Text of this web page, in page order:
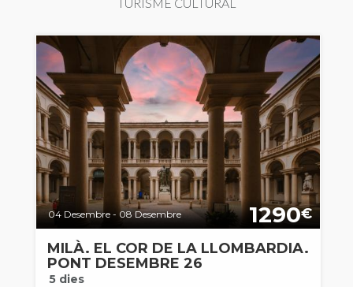
04 Desembre - 08 Desembre 1290€
MILÀ. EL COR DE LA LLOMBARDIA.
PONT DESEMBRE 26
5 dies